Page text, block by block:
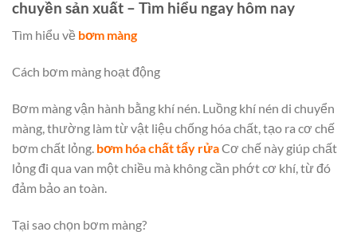
chuyền sản xuất – Tìm hiểu ngay hôm nay
Tìm hiểu về bơm màng
Cách bơm màng hoạt động
Bơm màng vận hành bằng khí nén. Luồng khí nén di chuyển
màng, thường làm từ vật liệu chống hóa chất, tạo ra cơ chế
bơm chất lỏng. bơm hóa chất tẩy rửaCơ chế này giúp chất
lỏng đi qua van một chiều mà không cần phớt cơ khí, từ đó
đảm bảo an toàn.
Tại sao chọn bơm màng?